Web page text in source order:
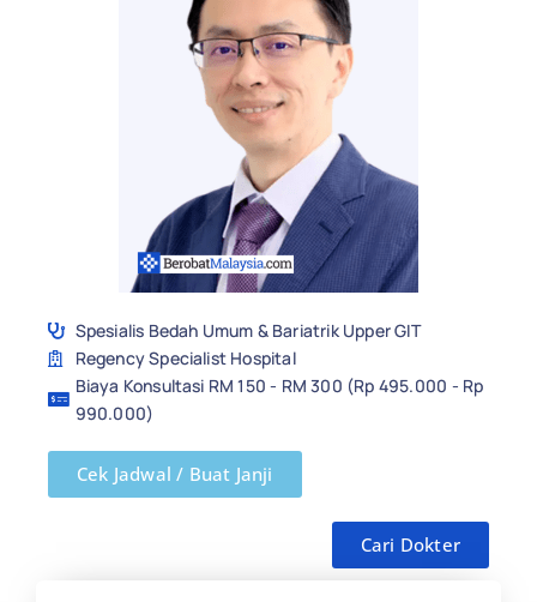
Spesialis Bedah Umum & Bariatrik Upper GIT
Regency Specialist Hospital
Biaya Konsultasi RM 150 - RM 300 (Rp 495.000 - Rp
990.000)
Cek Jadwal / Buat Janji
Cari Dokter